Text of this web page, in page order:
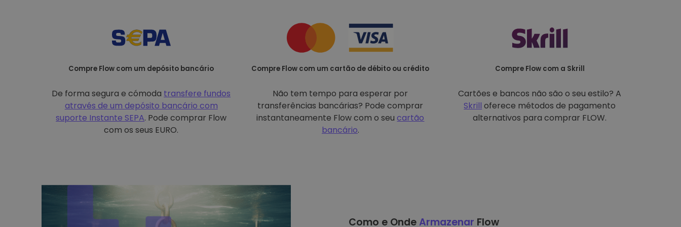
Compre Flow com um depósito bancário
De forma segura e cómoda transfere fundos
através de um depósito bancário com
suporte Instante SEPA. Pode comprar Flow
com os seus EURO.
Compre Flow com um cartão de débito ou crédito
Não tem tempo para esperar por
transferências bancárias? Pode comprar
instantaneamente Flow com o seucartão
bancário.
Compre Flow com a Skrill
Cartões e bancos não são o seu estilo? A
Skrill oferece métodos de pagamento
alternativos para comprar FLOW.
Como e OndeArmazenar Flow